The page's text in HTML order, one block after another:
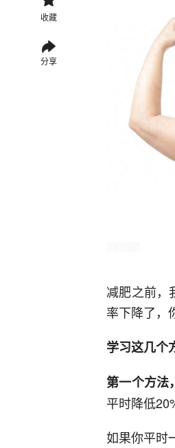
收藏
分享
减肥之前，
率下降了，
学习这几个
第一个方法
平时降低
如果你平时